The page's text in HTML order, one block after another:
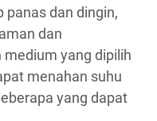
panas dan dingin,
dan
yang dipilih
menahan suhu
yang dapat